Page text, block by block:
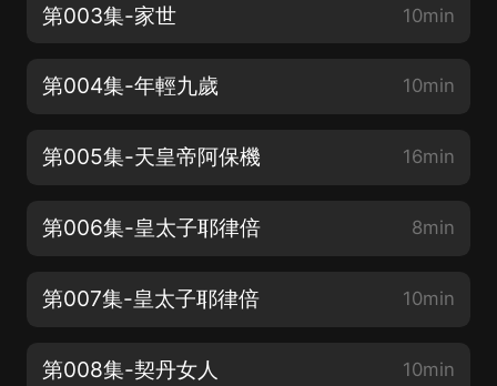
第003集-家世 10min
第004集-年輕九歲 10min
第005集-天皇帝阿保機 16min
第006集-皇太子耶律倍 8min
第007集-皇太子耶律倍 10min
第008集-契丹女人 10min